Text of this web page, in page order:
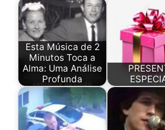
Esta Música de 2
Minutos Toca a
Alma: Uma Análise
Profunda